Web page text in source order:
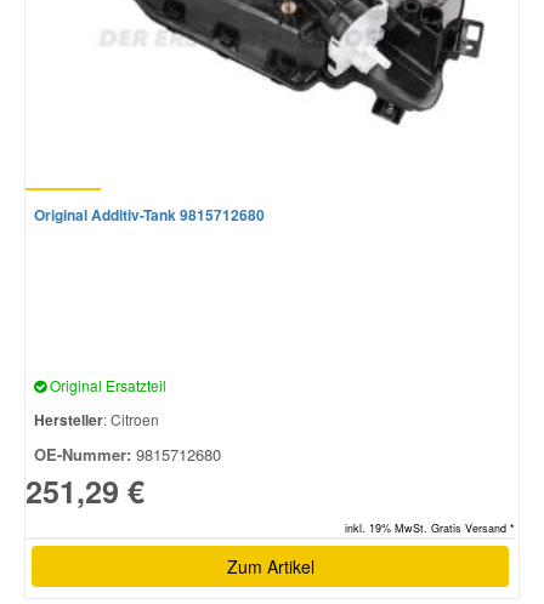
Original Additiv-Tank 9815712680
Original Ersatzteil
Hersteller: Citroen
OE-Nummer: 9815712680
251,29 €
inkl. 19% MwSt. Gratis Versand *
Zum Artikel